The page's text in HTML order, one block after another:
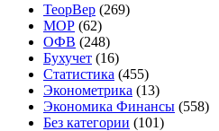
ТеорВер (269)
МОР (62)
ОФВ (248)
Бухучет (16)
Статистика (455)
Эконометрика (13)
Экономика Финансы (558)
Без категории (101)